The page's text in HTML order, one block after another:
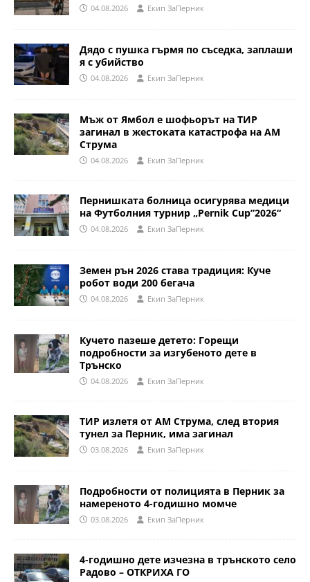
04.08.2026 Eкип ЗаПерник
Дядо с пушка гърмя по съседка, заплаши
я с убийство
04.08.2026 Eкип ЗаПерник
Мъж от Ямбол е шофьорът на ТИР
загинал в жестоката катастрофа на АМ
Струма
04.08.2026 Eкип ЗаПерник
Пернишката болница осигурява медици
на Футболния турнир „Pernik Cup”2026“
04.08.2026 Eкип ЗаПерник
Земен рън 2026 става традиция: Куче
робот води 200 бегача
04.08.2026 Eкип ЗаПерник
Кучето пазеше детето: Горещи
подробности за изгубеното дете в
Трънско
04.08.2026 Eкип ЗаПерник
ТИР излетя от АМ Струма, след втория
тунел за Перник, има загинал
03.08.2026 Eкип ЗаПерник
Подробности от полицията в Перник за
намереното 4-годишно момче
03.08.2026 Eкип ЗаПерник
4-годишно дете изчезна в трънското село
Радово – ОТКРИХА ГО